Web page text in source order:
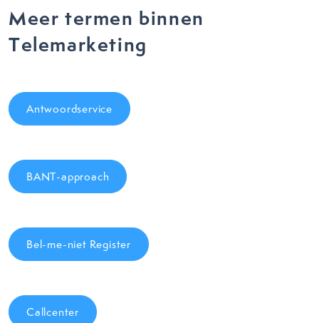
Meer termen binnen
Telemarketing
Antwoordservice
BANT-approach
Bel-me-niet Register
Callcenter